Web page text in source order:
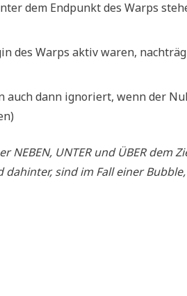
dem Endpunkt des Warps
des Warps aktiv waren,
auch dann ignoriert, wenn der
NEBEN, UNTER und ÜBER dem
dahinter, sind im Fall einer